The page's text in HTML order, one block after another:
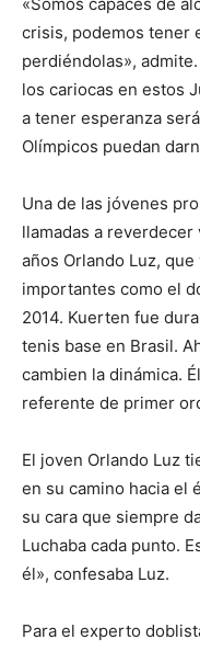
crisis, podemos tener
perdiéndolas»,
los cariocas en estos
a tener esperanza
Olímpicos puedan
Una de las jóvenes
llamadas a
años Orlando Luz,
importantes como el
2014. Kuerten fue
tenis base en Brasil.
cambien la dinámica.
referente de primer
El joven Orlando Luz
en su camino hacia el
su cara que siempre
Luchaba cada punto.
él», confesaba Luz.
Para el experto